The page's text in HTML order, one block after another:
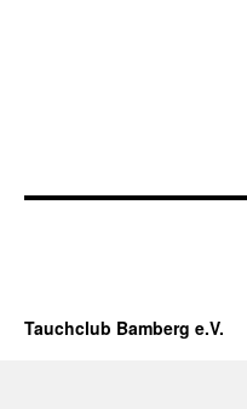
Tauchclub Bamberg e.V.